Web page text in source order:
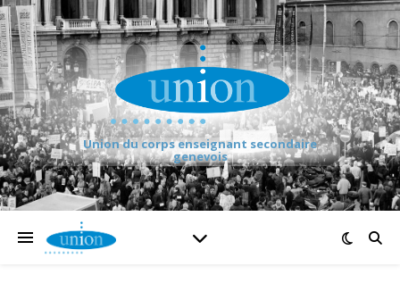
Union du corps enseignant secondaire
genevois